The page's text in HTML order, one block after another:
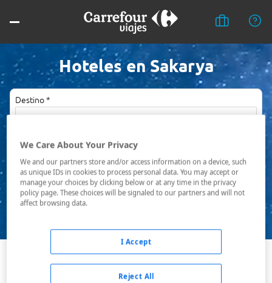
Hoteles en Sakarya
Destino *
08/08/2026 - 09/08/2026
Ocupación *
1 habitación, 2 adultos
We Care About Your Privacy
We and our partners store and/or access information on a device, such
as unique IDs in cookies to process personal data. You may accept or
manage your choices by clicking below or at any time in the privacy
policy page. These choices will be signaled to our partners and will not
affect browsing data.
Reject All
I Accept